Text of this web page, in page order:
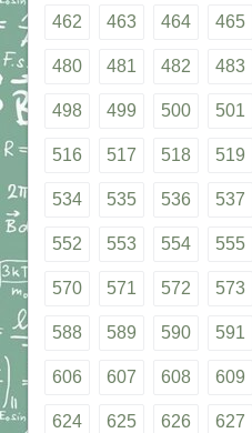
462 463 464 465
480 481 482 483
498 499 500 501
516 517 518 519
534 535 536 537
552 553 554 555
570 571 572 573
588 589 590 591
606 607 608 609
624 625 626 627